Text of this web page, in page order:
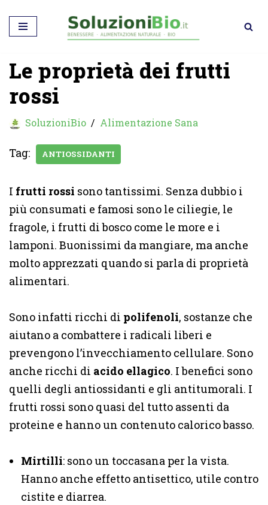
Vai
contenuto
Le proprietà dei frutti
rossi
SoluzioniBio Alimentazione Sana
Tag: ANTIOSSIDANTI
I frutti rossi sono tantissimi. Senza dubbio i
più consumati e famosi sono le ciliegie, le
fragole, i frutti di bosco come le more e i
lamponi. Buonissimi da mangiare, ma anche
molto apprezzati quando si parla di proprietà
alimentari.
Sono infatti ricchi di polifenoli, sostanze che
aiutano a combattere i radicali liberi e
prevengono l’invecchiamento cellulare. Sono
anche ricchi di acido ellagico. I benefici sono
quelli degli antiossidanti e gli antitumorali. I
frutti rossi sono quasi del tutto assenti da
proteine e hanno un contenuto calorico basso.
Mirtilli: sono un toccasana per la vista.
Hanno anche effetto antisettico, utile contro
cistite e diarrea.